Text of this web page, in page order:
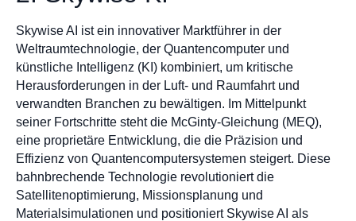
Skywise AI ist ein innovativer Marktführer in der
Weltraumtechnologie, der Quantencomputer und
künstliche Intelligenz (KI) kombiniert, um kritische
Herausforderungen in der Luft- und Raumfahrt und
verwandten Branchen zu bewältigen. Im Mittelpunkt
seiner Fortschritte steht die McGinty-Gleichung (MEQ),
eine proprietäre Entwicklung, die die Präzision und
Effizienz von Quantencomputersystemen steigert. Diese
bahnbrechende Technologie revolutioniert die
Satellitenoptimierung, Missionsplanung und
Materialsimulationen und positioniert Skywise AI als